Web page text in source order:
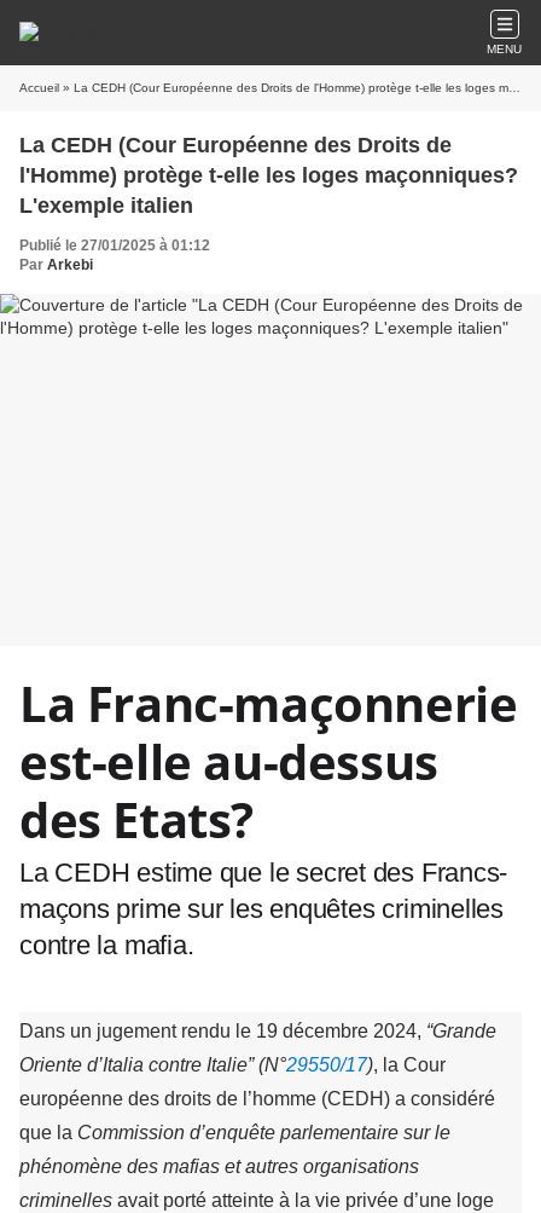
MENU
Accueil » La CEDH (Cour Européenne des Droits de l'Homme) protège t-elle les loges maçonniques? L'exemple italien
La CEDH (Cour Européenne des Droits de
l'Homme) protège t-elle les loges maçonniques?
L'exemple italien
Publié le 27/01/2025 à 01:12
Par Arkebi
La Franc-maçonnerie
est-elle au-dessus
des Etats?
La CEDH estime que le secret des Francs-
maçons prime sur les enquêtes criminelles
contre la mafia.
Dans un jugement rendu le 19 décembre 2024, “Grande
Oriente d’Italia contre Italie” (N°29550/17), la Cour
européenne des droits de l’homme (CEDH) a considéré
que la Commission d’enquête parlementaire sur le
phénomène des mafias et autres organisations
criminelles avait porté atteinte à la vie privée d’une loge